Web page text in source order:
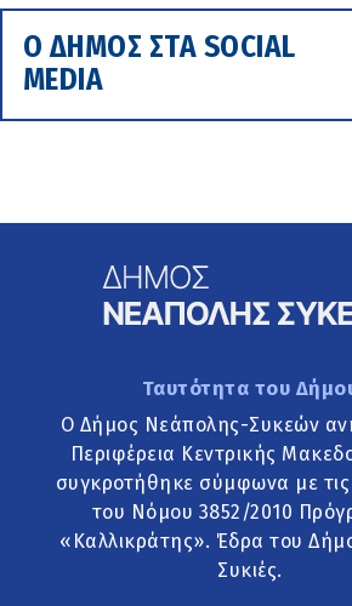
Ο ΔΗΜΟΣ ΣΤΑ SOCIAL
MEDIA
Ταυτότητα του
Ο Δήμος Νεάπολης-Συκεών
Περιφέρεια Κεντρικής
συγκροτήθηκε σύμφωνα με τις
του Νόμου 3852/2010
«Καλλικράτης». Έδρα του
Συκιές.